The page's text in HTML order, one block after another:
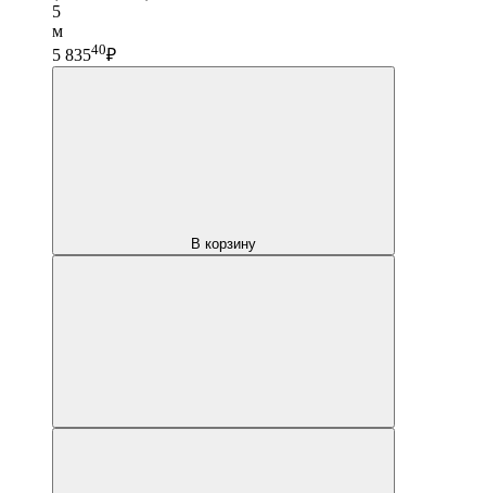
5
м
5 83540₽
В корзину